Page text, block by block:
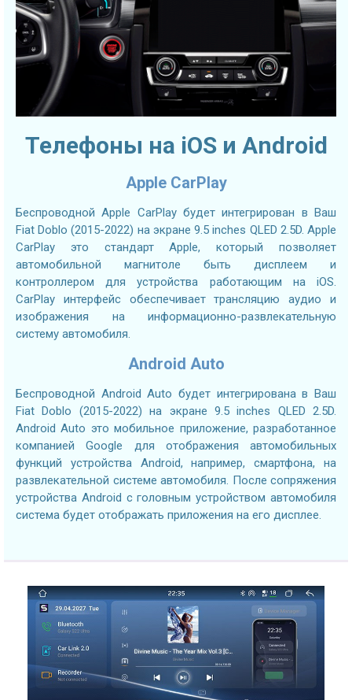
Телефоны на iOS и Android
Apple CarPlay
Беспроводной Apple CarPlay будет интегрирован в Ваш
Fiat Doblo (2015-2022) на экране 9.5 inches QLED 2.5D. Apple
CarPlay это стандарт Apple, который позволяет
автомобильной магнитоле быть дисплеем и
контроллером для устройства работающим на iOS.
CarPlay интерфейс обеспечивает трансляцию аудио и
изображения на информационно-развлекательную
систему автомобиля.
Android Auto
Беспроводной Android Auto будет интегрирована в Ваш
Fiat Doblo (2015-2022) на экране 9.5 inches QLED 2.5D.
Android Auto это мобильное приложение, разработанное
компанией Google для отображения автомобильных
функций устройства Android, например, смартфона, на
развлекательной системе автомобиля. После сопряжения
устройства Android с головным устройством автомобиля
система будет отображать приложения на его дисплее.
2.7GHZ CPU